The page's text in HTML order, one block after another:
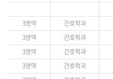
3영역 간호학과
3영역
간호학과
3영역
간호학과
3영역
간호학과